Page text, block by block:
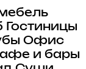
Гостиницы
Офис
и бары